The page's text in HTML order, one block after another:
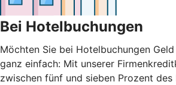
Bei Hotelbuchungen
Möchten Sie bei Hotelbuchungen
ganz einfach: Mit unserer
zwischen fünf und sieben Prozent des